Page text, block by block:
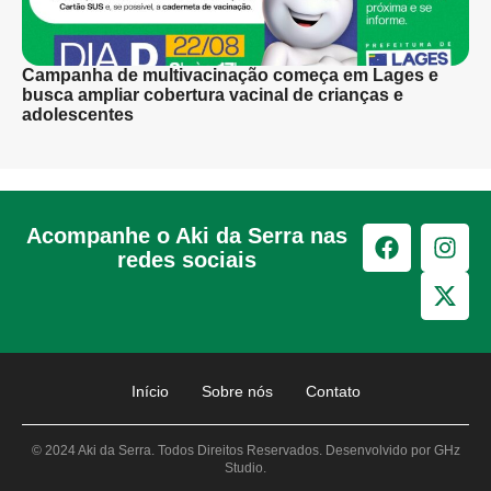
Campanha de multivacinação começa em Lages e
busca ampliar cobertura vacinal de crianças e
adolescentes
Acompanhe o Aki da Serra nas
redes sociais
Início Sobre nós Contato
© 2024 Aki da Serra. Todos Direitos Reservados. Desenvolvido por GHz
Studio.